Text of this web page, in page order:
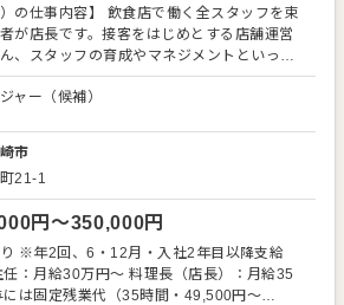
）の仕事内容】 飲食店で働く全スタッフを束
が店長です。接客をはじめとする店舗運営
、スタッフの育成やマネジメントといった
います。また、販促イベントやキャンペー
上に直結するやりがいある業務がメインと
ることを期待しています。 また、全体のオ
善や構築もお任せしますので、あなたなら
極的に発信してください。 【具体的に
、キッチンの全体管理 ・予約管理、電話対
ビス全般 ・スタッフへの指示出し、動きの
、発注業務、在庫管理 ・スタッフの育成や
管理 など 入社後はスキルに合わせ
せしますので、徐々に業務の幅を広げてい
ャー（候補）
市
21-1
円〜350,000円
※年2回、6・12月・入社2年目以降支給
任：月給30万円～ 料理長（店長）：月給35